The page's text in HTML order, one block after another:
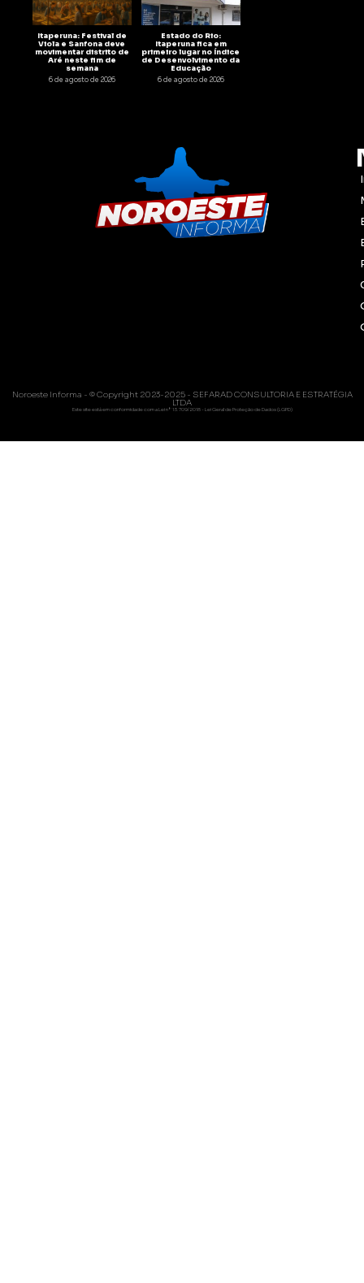
Itaperuna: Festival de
Viola e Sanfona deve
movimentar distrito de
Aré neste fim de
semana
6 de agosto de 2026
Estado do Rio:
Itaperuna fica em
primeiro lugar no Índice
de Desenvolvimento da
Educação
6 de agosto de 2026
Noroeste Informa - © Copyright 2023-2025 - SEFARAD CONSULTORIA E ESTRATÉGIA
LTDA
Este site está em conformidade com a Lei nº 13.709/2018 - Lei Geral de Proteção de Dados (LGPD)